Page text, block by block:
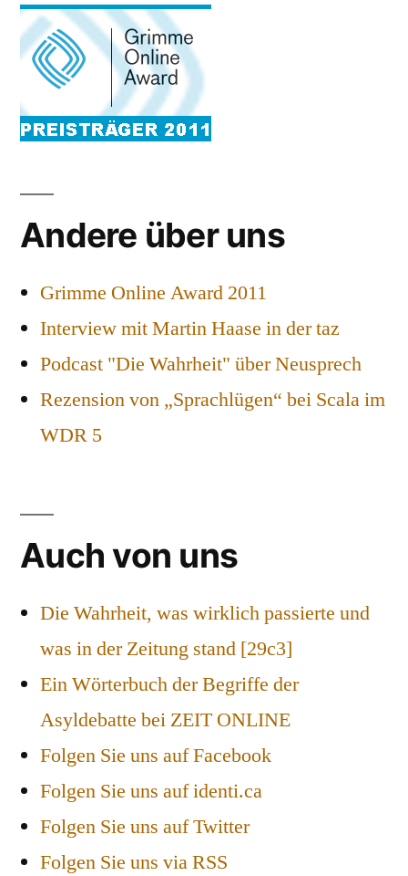
Andere über uns
Grimme Online Award 2011
Interview mit Martin Haase in der taz
Podcast "Die Wahrheit" über Neusprech
Rezension von „Sprachlügen“ bei Scala im
WDR 5
Auch von uns
Die Wahrheit, was wirklich passierte und
was in der Zeitung stand [29c3]
Ein Wörterbuch der Begriffe der
Asyldebatte bei ZEIT ONLINE
Folgen Sie uns auf Facebook
Folgen Sie uns auf identi.ca
Folgen Sie uns auf Twitter
Folgen Sie uns via RSS